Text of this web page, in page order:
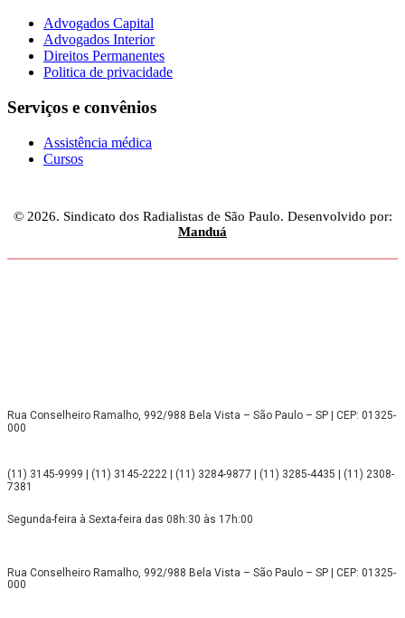
Advogados Capital
Advogados Interior
Direitos Permanentes
Politica de privacidade
Serviços e convênios
Assistência médica
Cursos
© 2026. Sindicato dos Radialistas de São Paulo. Desenvolvido por:
Manduá
Rua Conselheiro Ramalho, 992/988 Bela Vista – São Paulo – SP | CEP: 01325-
000
(11) 3145-9999 | (11) 3145-2222 | (11) 3284-9877 | (11) 3285-4435 | (11) 2308-
7381
Segunda-feira à Sexta-feira das 08h:30 às 17h:00
Rua Conselheiro Ramalho, 992/988 Bela Vista – São Paulo – SP | CEP: 01325-
000